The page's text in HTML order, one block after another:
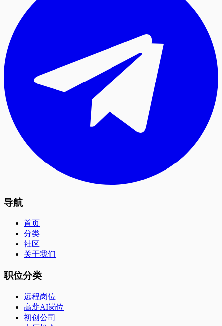
导航
首页
分类
社区
关于我们
职位分类
远程岗位
高薪AI岗位
初创公司